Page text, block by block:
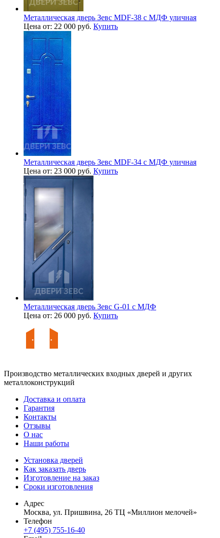
Металлическая дверь Зевс MDF-38 с МДФ уличная
Цена от: 22 000 руб. Купить
Металлическая дверь Зевс MDF-34 с МДФ уличная
Цена от: 23 000 руб. Купить
Металлическая дверь Зевс G-01 с МДФ
Цена от: 26 000 руб. Купить
Производство металлических входных дверей и других
металлоконструкций
Доставка и оплата
Гарантия
Контакты
Отзывы
О нас
Наши работы
Установка дверей
Как заказать дверь
Изготовление на заказ
Сроки изготовления
Адрес
Москва, ул. Пришвина, 26 ТЦ «Миллион мелочей»
Телефон
+7 (495) 755-16-40